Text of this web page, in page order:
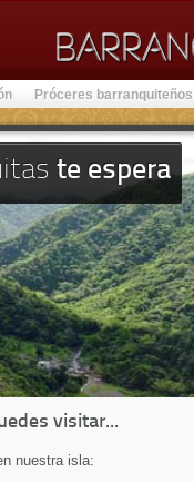
Próceres barranquiteños
te espera
visitar...
nuestra isla: